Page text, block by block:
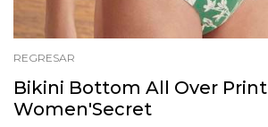
REGRESAR
Bikini Bottom All Over Print
Women'Secret